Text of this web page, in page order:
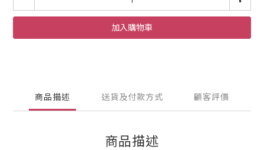
加入購物車
商品描述 送貨及付款方式 顧客評價
商品描述